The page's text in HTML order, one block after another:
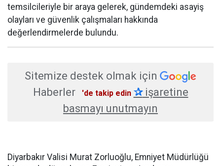
temsilcileriyle bir araya gelerek, gündemdeki asayiş
olayları ve güvenlik çalışmaları hakkında
değerlendirmelerde bulundu.
Sitemize destek olmak için
Haberler
'de takip edin ✰işaretine
basmayı unutmayın
Diyarbakır Valisi Murat Zorluoğlu, Emniyet Müdürlüğü